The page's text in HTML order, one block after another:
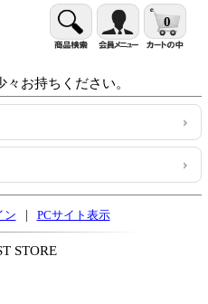
0
お持ちください。
ン | PCサイト表示
STORE